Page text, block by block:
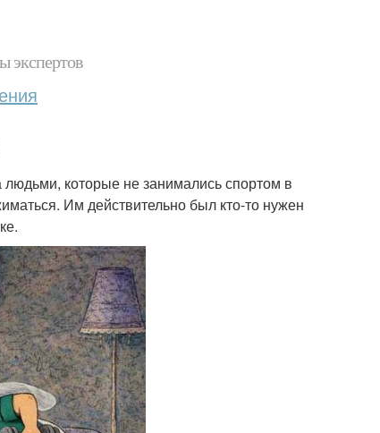
экспертов
людьми, которые не занимались спортом в
Им действительно был кто-то нужен